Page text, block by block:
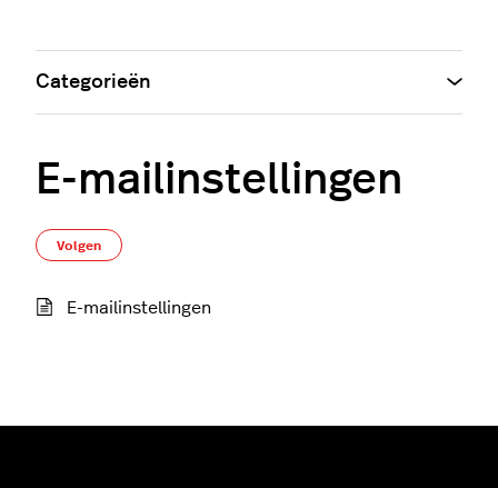
E-mailinstellingen
Volgen
E-mailinstellingen
Categorieën